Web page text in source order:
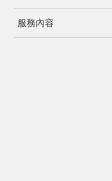
服務內容